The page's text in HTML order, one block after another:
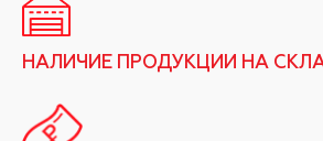
НАЛИЧИЕ ПРОДУКЦИИ НА